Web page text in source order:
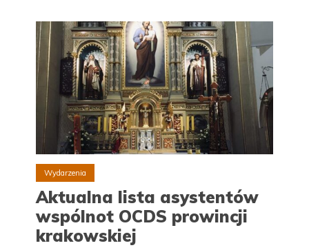
Wydarzenia
Aktualna lista asystentów
wspólnot OCDS prowincji
krakowskiej